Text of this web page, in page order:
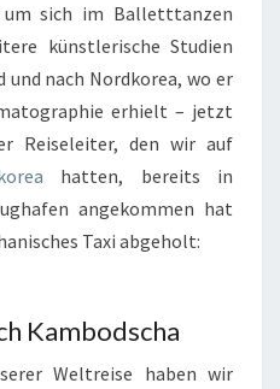
um sich im Balletttanzen
künstlerische Studien
nach Nordkorea, wo er
erhielt – jetzt
Reiseleiter, den wir auf
hatten, bereits in
angekommen hat
Taxi abgeholt:
Kambodscha
Weltreise haben wir